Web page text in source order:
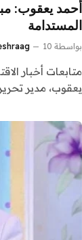
أحمد يعقوب:
المستدامة
بواسطة 10 سبتمبر، 2024
متابعات أخبار
يعقوب، مدير